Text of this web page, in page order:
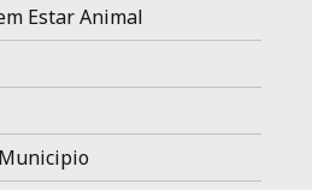
Estar Animal